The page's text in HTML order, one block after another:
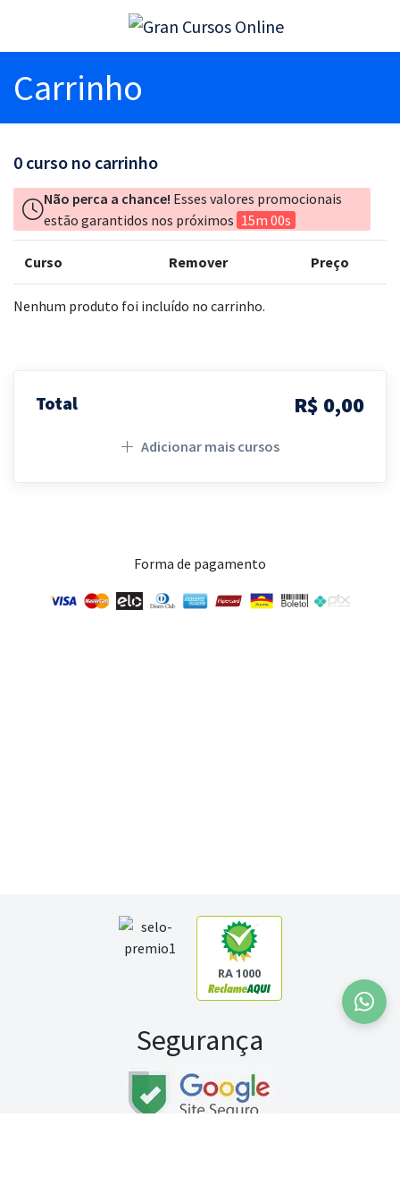
Carrinho
0 curso no carrinho
Não perca a chance! Esses valores promocionais
estão garantidos nos próximos 15m 00s
Curso Remover Preço
Nenhum produto foi incluído no carrinho.
Total R$ 0,00
Adicionar mais cursos
Forma de pagamento
RA 1000
Segurança